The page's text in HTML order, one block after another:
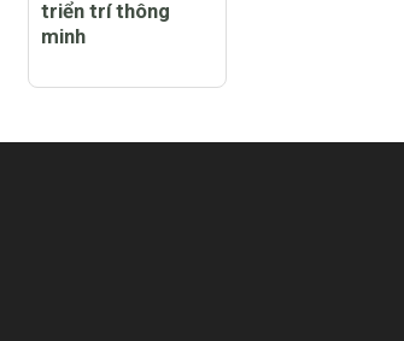
triển trí thông
minh